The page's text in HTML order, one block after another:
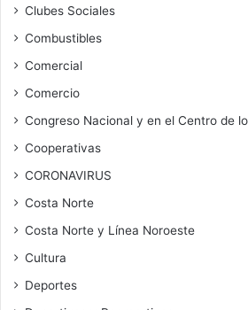
Clubes Sociales
Combustibles
Comercial
Comercio
Congreso Nacional y en el Centro de
Cooperativas
CORONAVIRUS
Costa Norte
Costa Norte y Línea Noroeste
Cultura
Deportes